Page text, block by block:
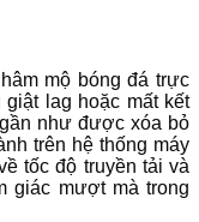
mộ bóng đá trực
lag hoặc mất kết
như được xóa bỏ
trên hệ thống máy
tốc độ truyền tải và
giác mượt mà trong